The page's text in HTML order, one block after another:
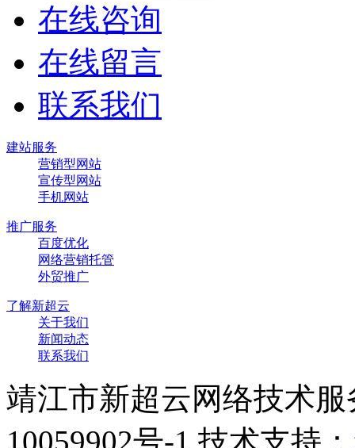
在线咨询
在线留言
联系我们
建站服务
营销型网站
宣传型网站
手机网站
推广服务
百度优化
网络营销托管
外贸推广
了解新超云
关于我们
新闻动态
联系我们
靖江市新超云网络技术
10059902号-1 技术支持：